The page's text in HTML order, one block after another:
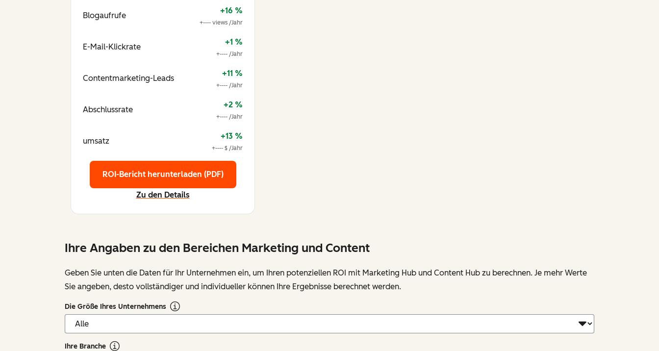
Ihre Angaben zu den Bereichen Marketing und Content
Geben Sie unten die Daten für Ihr Unternehmen ein, um Ihren potenziellen ROI mit Marketing Hub und Content Hub zu berechnen. Je mehr Werte
Sie angeben, desto vollständiger und individueller können Ihre Ergebnisse berechnet werden.
Die Größe Ihres Unternehmens
Ihre Branche
Blogaufrufe
+16 %
+---- views /Jahr
E-Mail-Klickrate
+1 %
+---- /Jahr
Contentmarketing-Leads
+11 %
+---- /Jahr
Abschlussrate
+2 %
+---- /Jahr
umsatz
+13 %
+---- $ /Jahr
Zu den Details
ROI-Bericht herunterladen (PDF)